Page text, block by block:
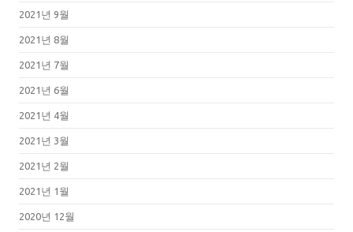
2021년 9월
2021년 8월
2021년 7월
2021년 6월
2021년 4월
2021년 3월
2021년 2월
2021년 1월
2020년 12월